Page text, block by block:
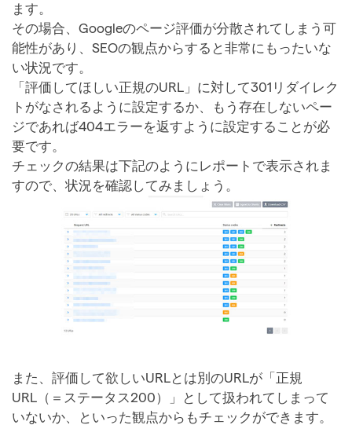
ます。
その場合、Googleのページ評価が分散されてしまう可
能性があり、SEOの観点からすると非常にもったいな
い状況です。
「評価してほしい正規のURL」に対して301リダイレク
トがなされるように設定するか、もう存在しないペー
ジであれば404エラーを返すように設定することが必
要です。
チェックの結果は下記のようにレポートで表示されま
すので、状況を確認してみましょう。
また、評価して欲しいURLとは別のURLが「正規
URL（＝ステータス200）」として扱われてしまって
いないか、といった観点からもチェックができます。